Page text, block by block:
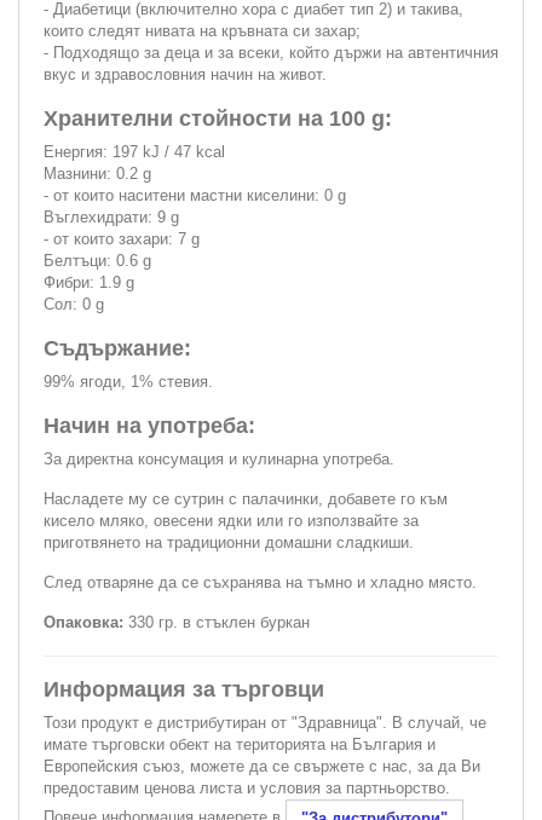
- Диабетици (включително хора с диабет тип 2) и такива,
които следят нивата на кръвната си захар;
- Подходящо за деца и за всеки, който държи на автентичния
вкус и здравословния начин на живот.
Хранителни стойности на 100 g:
Енергия: 197 kJ / 47 kcal
Мазнини: 0.2 g
- от които наситени мастни киселини: 0 g
Въглехидрати: 9 g
- от които захари: 7 g
Белтъци: 0.6 g
Фибри: 1.9 g
Сол: 0 g
Съдържание:
99% ягоди, 1% стевия.
Начин на употреба:
За директна консумация и кулинарна употреба.
Насладете му се сутрин с палачинки, добавете го към
кисело мляко, овесени ядки или го използвайте за
приготвянето на традиционни домашни сладкиши.
След отваряне да се съхранява на тъмно и хладно място.
Опаковка: 330 гр. в стъклен буркан
Информация за търговци
Този продукт е дистрибутиран от "Здравница". В случай, че
имате търговски обект на територията на България и
Европейския съюз, можете да се свържете с нас, за да Ви
предоставим ценова листа и условия за партньорство.